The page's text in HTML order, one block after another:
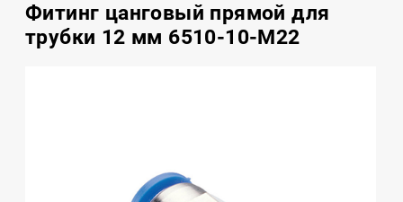
Фитинг цанговый прямой для
трубки 12 мм 6510-10-M22